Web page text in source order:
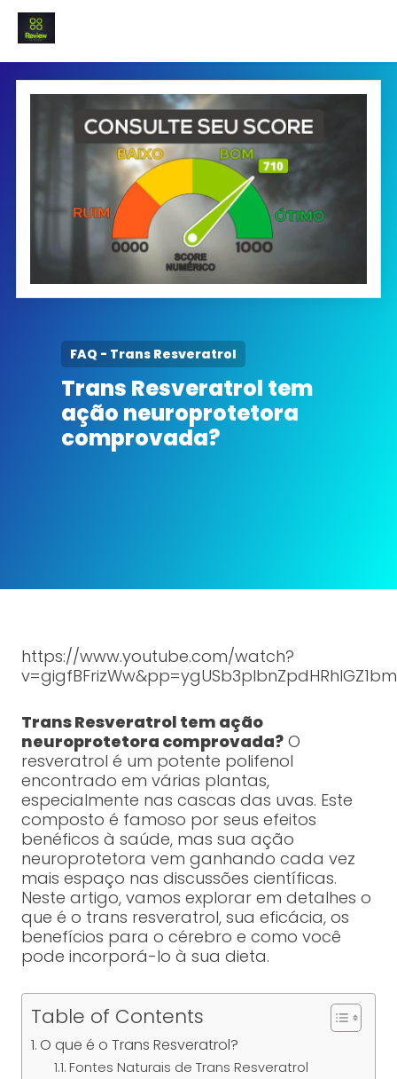
INICIO
Termo e Condições
Política Privacidade
SOBRE NÓS
FAQ - Trans Resveratrol
Trans Resveratrol tem
ação neuroprotetora
comprovada?
https://www.youtube.com/watch?
Trans Resveratrol tem ação
neuroprotetora comprovada?O
resveratrol é um potente polifenol
encontrado em várias plantas,
especialmente nas cascas das uvas. Este
composto é famoso por seus efeitos
benéficos à saúde, mas sua ação
neuroprotetora vem ganhando cada vez
mais espaço nas discussões científicas.
Neste artigo, vamos explorar em detalhes o
que é o trans resveratrol, sua eficácia, os
benefícios para o cérebro e como você
pode incorporá-lo à sua dieta.
Table of Contents
O que é o Trans Resveratrol?
Fontes Naturais de Trans Resveratrol